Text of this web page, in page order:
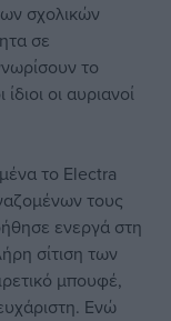
σχολικών
σε
το
οι αυριανοί
το Electra
τους
ενεργά στη
σίτιση των
μπουφέ,
Ενώ